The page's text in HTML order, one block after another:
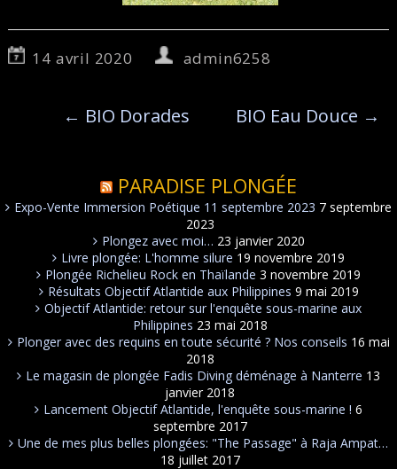
14 avril 2020 admin6258
← BIO Dorades BIO Eau Douce →
PARADISE PLONGÉE
Expo-Vente Immersion Poétique 11 septembre 2023 7 septembre
2023
Plongez avec moi… 23 janvier 2020
Livre plongée: L'homme silure 19 novembre 2019
Plongée Richelieu Rock en Thaïlande 3 novembre 2019
Résultats Objectif Atlantide aux Philippines 9 mai 2019
Objectif Atlantide: retour sur l'enquête sous-marine aux
Philippines 23 mai 2018
Plonger avec des requins en toute sécurité ? Nos conseils 16 mai
2018
Le magasin de plongée Fadis Diving déménage à Nanterre 13
janvier 2018
Lancement Objectif Atlantide, l'enquête sous-marine ! 6
septembre 2017
Une de mes plus belles plongées: "The Passage" à Raja Ampat…
18 juillet 2017